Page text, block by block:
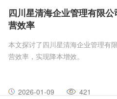
四川星清海企业管理有限
营效率
本文探讨了四川星清海企业管理有
营效率，实现降本增效。
2026-01-09 421